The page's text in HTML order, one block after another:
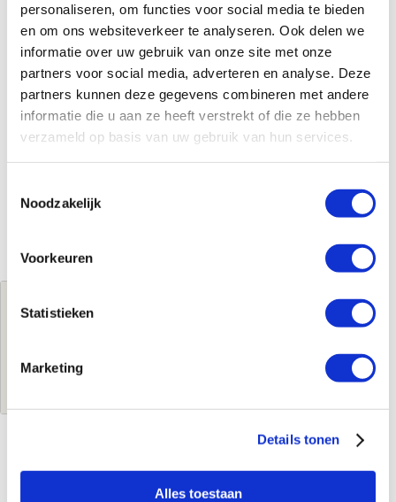
personaliseren, om functies voor social media te bieden
en om ons websiteverkeer te analyseren. Ook delen we
informatie over uw gebruik van onze site met onze
partners voor social media, adverteren en analyse. Deze
partners kunnen deze gegevens combineren met andere
informatie die u aan ze heeft verstrekt of die ze hebben
verzameld op basis van uw gebruik van hun services.
Noodzakelijk
Voorkeuren
Statistieken
Marketing
Details tonen
Alles toestaan
Jouw brutoprijs
Log in voor jouw prijs
Kenmerken